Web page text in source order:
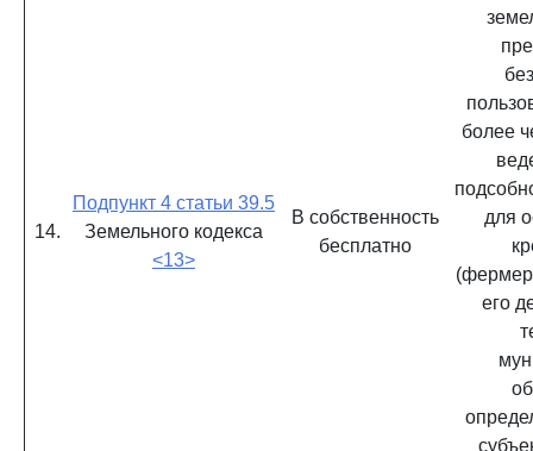
14.
Подпункт 4 статьи 39.5
Земельного кодекса
<13>
В собственность
бесплатно
более
для
его